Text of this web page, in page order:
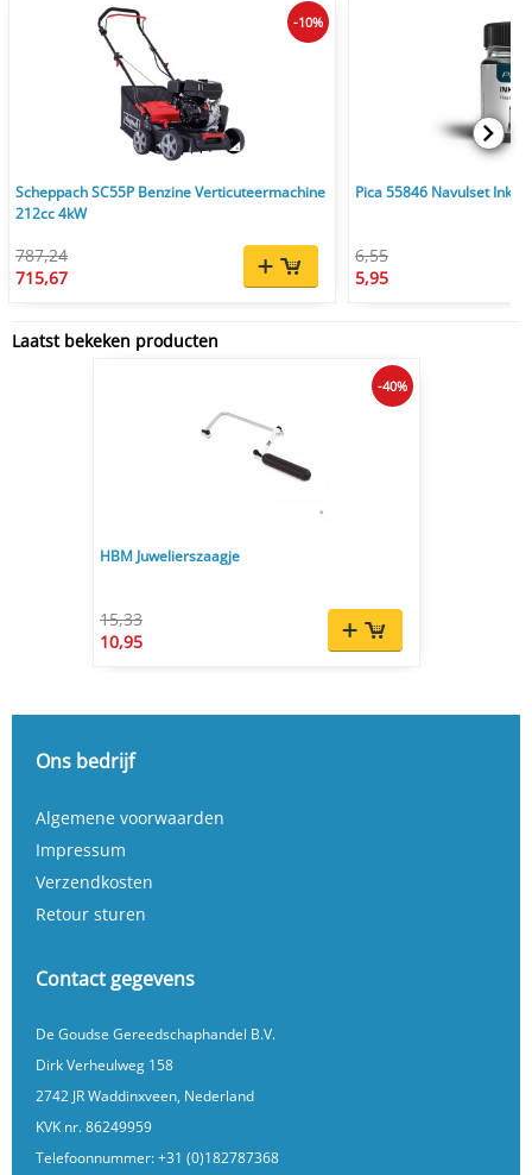
Scheppach SC55P Benzine Verticuteermachine
212cc 4kW
787,24
715,67
-10%
Pica 55846 Navulset Ink
6,55
5,95
Laatst bekeken producten
HBM Juwelierszaagje
15,33
10,95
-40%
Ons bedrijf
Algemene voorwaarden
Impressum
Verzendkosten
Retour sturen
Contact gegevens
De Goudse Gereedschaphandel B.V.
Dirk Verheulweg 158
2742 JR Waddinxveen, Nederland
KVK nr. 86249959
Telefoonnummer:+31 (0)182787368